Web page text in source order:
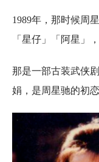
1989年，那时候周
「星仔」「阿星」
那是一部古装武侠
娟，是周星驰的初恋